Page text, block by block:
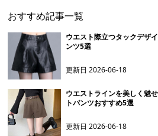
おすすめ記事一覧
ウエスト際立つタックデザ
ンツ5選
更新日2026-06-18
ウエストラインを美しく魅
トパンツおすすめ5選
更新日2026-06-18